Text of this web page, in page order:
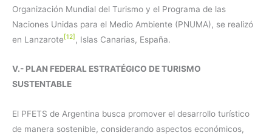
Organización Mundial del Turismo y el Programa de las
Naciones Unidas para el Medio Ambiente (PNUMA), se realizó
en Lanzarote [12] , Islas Canarias, España.
V.- PLAN FEDERAL ESTRATÉGICO DE TURISMO
SUSTENTABLE
El PFETS de Argentina busca promover el desarrollo turístico
de manera sostenible, considerando aspectos económicos,